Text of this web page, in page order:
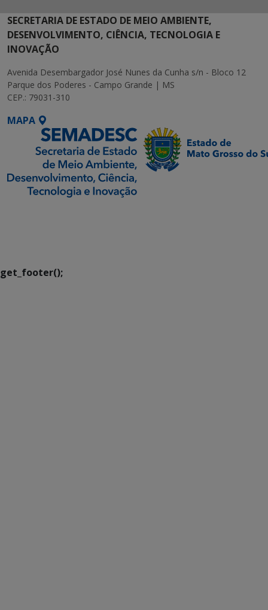
SECRETARIA DE ESTADO DE MEIO AMBIENTE,
DESENVOLVIMENTO, CIÊNCIA, TECNOLOGIA E
INOVAÇÃO
Avenida Desembargador José Nunes da Cunha s/n - Bloco 12
Parque dos Poderes - Campo Grande | MS
CEP.: 79031-310
MAPA
get_footer();